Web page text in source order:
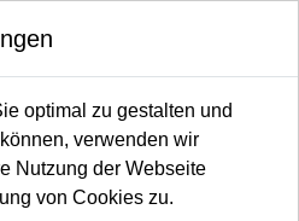
mit/für festen Rahmen
FÜR FESTEN
optimal zu gestalten und
verwenden wir
Nutzung der Webseite
von Cookies zu.